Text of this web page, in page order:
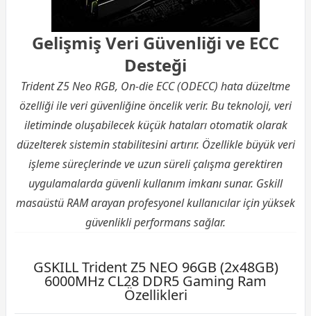
Gelişmiş Veri Güvenliği ve ECC
Desteği
Trident Z5 Neo RGB, On-die ECC (ODECC) hata düzeltme
özelliği ile veri güvenliğine öncelik verir. Bu teknoloji, veri
iletiminde oluşabilecek küçük hataları otomatik olarak
düzelterek sistemin stabilitesini artırır. Özellikle büyük veri
işleme süreçlerinde ve uzun süreli çalışma gerektiren
uygulamalarda güvenli kullanım imkanı sunar. Gskill
masaüstü RAM arayan profesyonel kullanıcılar için yüksek
güvenlikli performans sağlar.
GSKILL Trident Z5 NEO 96GB (2x48GB)
6000MHz CL28 DDR5 Gaming Ram
Özellikleri